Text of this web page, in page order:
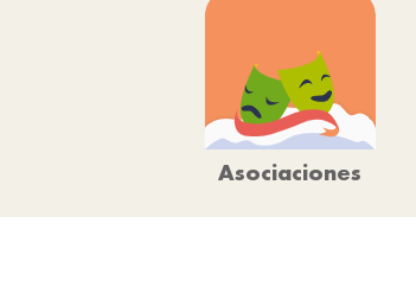
Asociaciones